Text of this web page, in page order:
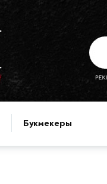
Букмекеры